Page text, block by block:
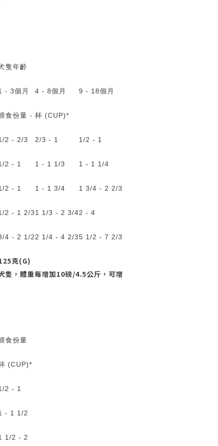
隻年齡
- 3個月 4 - 8個月 9 - 18個月
食份量 - 杯 (CUP)*
2 - 2/3 2/3 - 1 1/2 - 1
2 - 1 1 - 1 1/3 1 - 1 1/4
2 - 1 1 - 1 3/4 1 3/4 - 2 2/3
2 - 1 2/31 1/3 - 2 3/42 - 4
4 - 2 1/22 1/4 - 4 2/35 1/2 - 7 2/3
克(G)
，體重每增加10磅/4.5公斤，可增
食份量
(CUP)*
2 - 1
- 1 1/2
1/2 - 2